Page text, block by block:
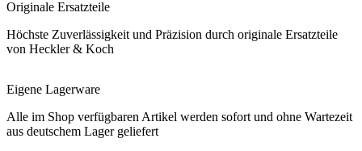
Originale Ersatzteile
Höchste Zuverlässigkeit und Präzision durch originale Ersatzteile
von Heckler & Koch
Eigene Lagerware
Alle im Shop verfügbaren Artikel werden sofort und ohne Wartezeit
aus deutschem Lager geliefert